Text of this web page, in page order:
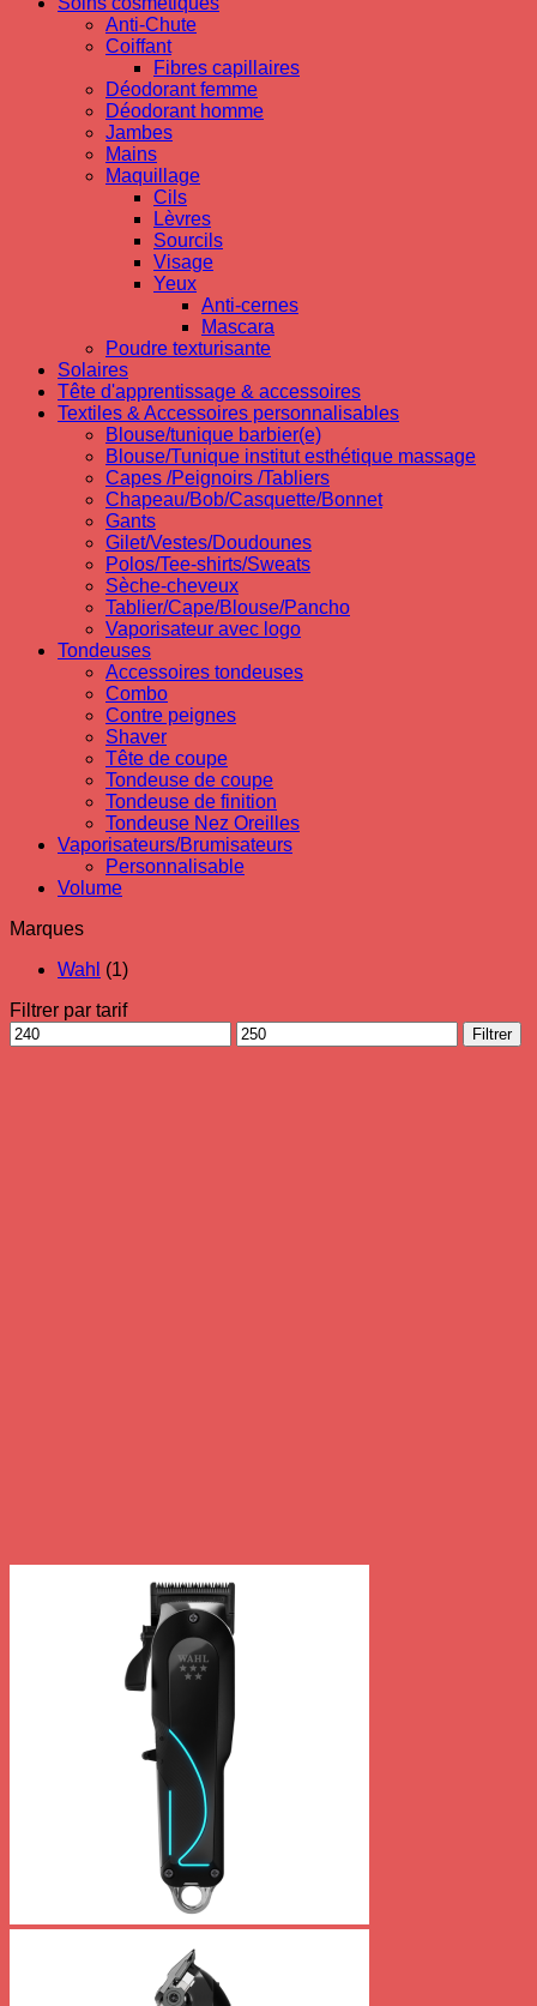
Anti-Chute
Coiffant
Fibres capillaires
Déodorant femme
Déodorant homme
Jambes
Mains
Maquillage
Cils
Lèvres
Sourcils
Visage
Yeux
Anti-cernes
Mascara
Poudre texturisante
Solaires
Tête d'apprentissage & accessoires
Textiles & Accessoires personnalisables
Blouse/tunique barbier(e)
Blouse/Tunique institut esthétique massage
Capes /Peignoirs /Tabliers
Chapeau/Bob/Casquette/Bonnet
Gants
Gilet/Vestes/Doudounes
Polos/Tee-shirts/Sweats
Sèche-cheveux
Tablier/Cape/Blouse/Pancho
Vaporisateur avec logo
Tondeuses
Accessoires tondeuses
Combo
Contre peignes
Shaver
Tête de coupe
Tondeuse de coupe
Tondeuse de finition
Tondeuse Nez Oreilles
Vaporisateurs/Brumisateurs
Personnalisable
Volume
Marques
Wahl (1)
Filtrer par tarif
Prix
min
Prix
max
Filtrer